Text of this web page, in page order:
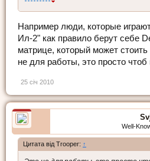
Например люди, которые
Ил-2" как правило берут себе
матрице, который может
не для работы, это просто чтоб
25 січ 2010
Well-
Цитата від Trooper: ↑